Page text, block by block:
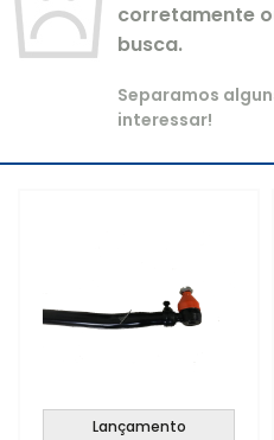
corretamente
busca.
Separamos
interessar!
Lançamento